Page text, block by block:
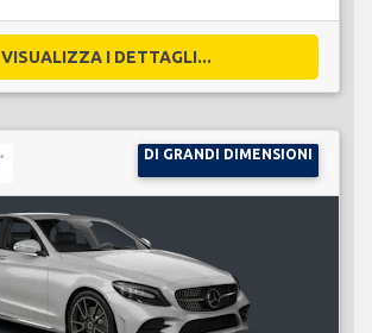
VISUALIZZA I DETTAGLI...
DI GRANDI DIMENSIONI